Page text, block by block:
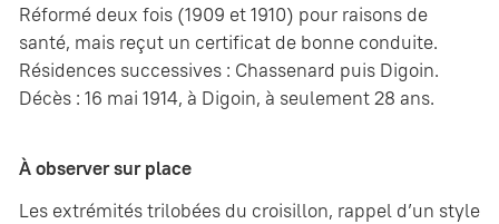
Réformé deux fois (1909 et 1910) pour raisons de
santé, mais reçut un certificat de bonne conduite.
Résidences successives : Chassenard puis Digoin.
Décès : 16 mai 1914, à Digoin, à seulement 28 ans.
À observer sur place
Les extrémités trilobées du croisillon, rappel d’un style